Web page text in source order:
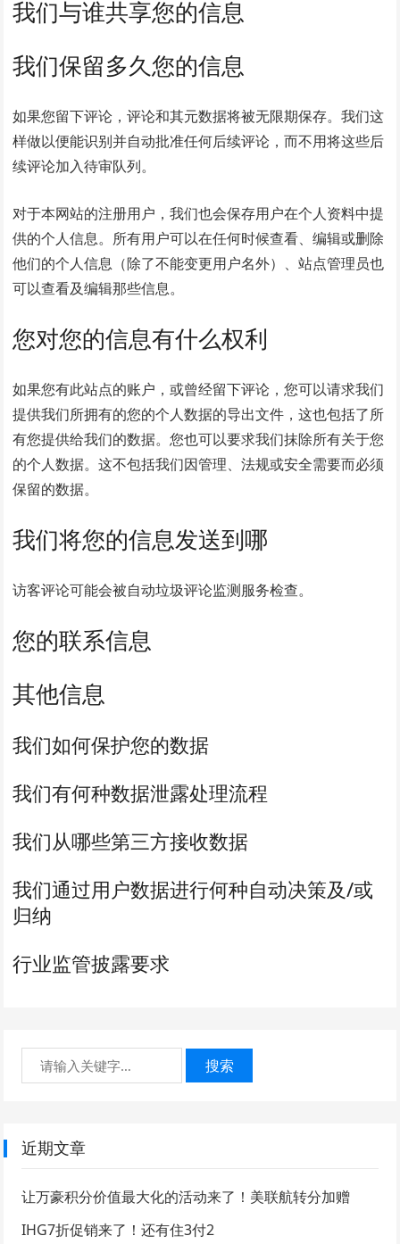
我们与谁共享您的信息
我们保留多久您的信息
如果您留下评论，评论和其元数据将被无限期保存。我们这
样做以便能识别并自动批准任何后续评论，而不用将这些后
续评论加入待审队列。
对于本网站的注册用户，我们也会保存用户在个人资料中提
供的个人信息。所有用户可以在任何时候查看、编辑或删除
他们的个人信息（除了不能变更用户名外）、站点管理员也
可以查看及编辑那些信息。
您对您的信息有什么权利
如果您有此站点的账户，或曾经留下评论，您可以请求我们
提供我们所拥有的您的个人数据的导出文件，这也包括了所
有您提供给我们的数据。您也可以要求我们抹除所有关于您
的个人数据。这不包括我们因管理、法规或安全需要而必须
保留的数据。
我们将您的信息发送到哪
访客评论可能会被自动垃圾评论监测服务检查。
您的联系信息
其他信息
我们如何保护您的数据
我们有何种数据泄露处理流程
我们从哪些第三方接收数据
我们通过用户数据进行何种自动决策及/或
归纳
行业监管披露要求
搜索
近期文章
让万豪积分价值最大化的活动来了！美联航转分加赠
IHG7折促销来了！还有住3付2